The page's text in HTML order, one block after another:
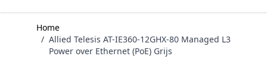
Home
/ Allied Telesis AT-IE360-12GHX-80 Managed L3
Power over Ethernet (PoE) Grijs